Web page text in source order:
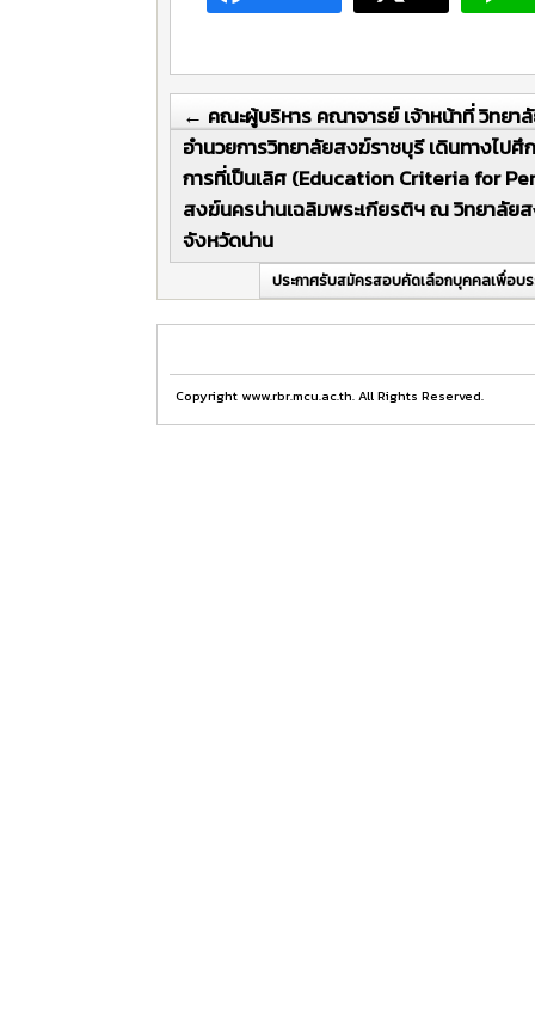
← คณะผู้บริหาร คณาจารย์ เจ้าหน้าที่ วิทย
อำนวยการวิทยาลัยสงฆ์ราชบุรี เดินทางไป
การที่เป็นเลิศ (Education Criteria for
สงฆ์นครน่านเฉลิมพระเกียรติฯ ณ วิทยาลัย
จังหวัดน่าน
ประกาศรับสมัครสอบคัดเลือกบุคคลเพื่อบ
Copyright www.rbr.mcu.ac.th. All Rights Reserved.